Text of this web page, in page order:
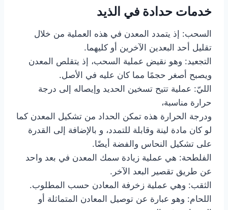
خدمات حدادة في الذيد
السحب: إذ يتمدد المعدن في هذه العملية من خلال
تقليل أحد البعدين الآخرين أو كليهما.
التجعيد: وهو نقيض عملية السحب، إذ يتقلص المعدن
ويصبح أصغر حجمًا مما كان عليه في الأصل.
الليّ: عملية تتيح تسخين الحديد وإيصاله إلى درجة
حرارة مناسبة،
ودرجة الحرارة هذه تمكن الحداد من تشكيل المعدن كما
لو كان مادة لينة وقابلة للتمدد، و بالإضافة إلى القدرة
على تشكيل النحاس والفضة أيضًا.
الفلطحة: هي عملية زيادة سمك المعدن في بعد واحد
عن طريق تقصير البعد الآخر.
الثقب: وهي عملية زخرفة المعادن حسب المطلوب.
اللحام: وهو عبارة عن توصيل المعادن المتماثلة أو